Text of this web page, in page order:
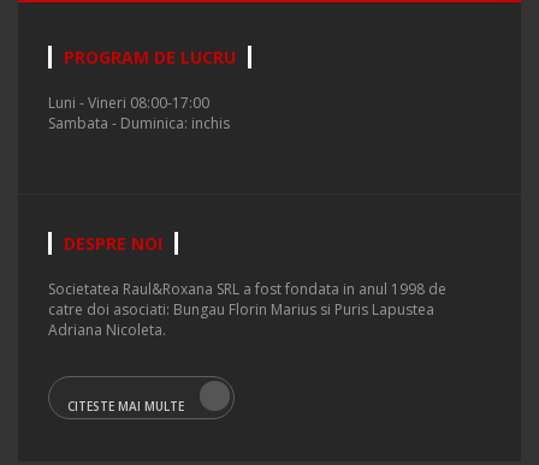
PROGRAM DE LUCRU
Luni - Vineri 08:00-17:00
Sambata - Duminica: inchis
DESPRE NOI
Societatea Raul&Roxana SRL a fost fondata in anul 1998 de
catre doi asociati: Bungau Florin Marius si Puris Lapustea
Adriana Nicoleta.
CITESTE MAI MULTE